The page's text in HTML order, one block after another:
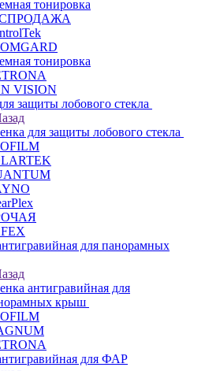
тонировка
тонировка
VISION
защиты лобового стекла
для защиты лобового стекла
для панорамных
антигравийная для
крыш
для ФАР